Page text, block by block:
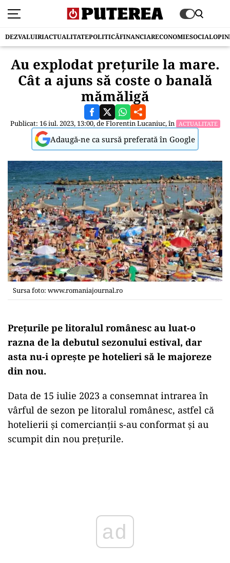
DEZVALUIRIACTUALITATEPOLITICĂFINANCIARECONOMIESOCIAL
Au explodat prețurile la mare.
Cât a ajuns să coste o banală
mămăligă
Publicat: 16 iul. 2023, 13:00, deFlorentin Lucaniuc, în ACTUALITATE
Adaugă-ne ca sursă preferată în Google
Sursa foto: www.romaniajournal.ro
Prețurile pe litoralul românesc au luat-o
razna de la debutul sezonului estival, dar
asta nu-i oprește pe hotelieri să le majoreze
din nou.
Data de 15 iulie 2023 a consemnat intrarea în
vârful de sezon pe litoralul românesc, astfel că
hotelierii și comercianții s-au conformat și au
scumpit din nou prețurile.
ad